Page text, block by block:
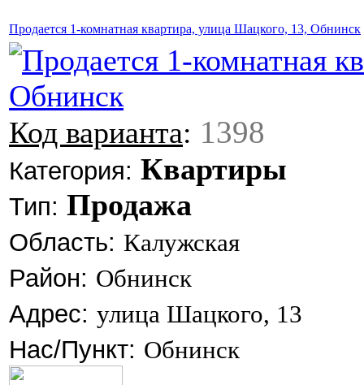
Продается 1-комнатная квартира, улица Шацкого, 13, Обнинск
Код варианта: 1398
Категория: Квартиры
Тип: Продажа
Область: Калужская
Район: Обнинск
Адрес: улица Шацкого, 13
Нас/Пункт: Обнинск